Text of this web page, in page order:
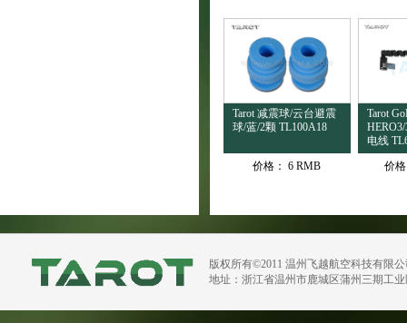
Tarot 减震球/云台避震
球/蓝/2颗 TL100A18
价格： 6 RMB
Tarot
电线
价
版权所有©2011 温州飞越航空科技有限
地址：浙江省温州市鹿城区蒲州三期工业